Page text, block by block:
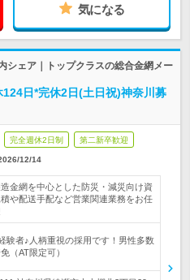
気になる
シェア｜トップクラスの総合金網メー
日*完休2日(土日祝)神奈川募
完全週休2日制 第二新卒歓迎
12/14
金網を中心とした防災・減災向け資
や配送手配など営業関連業務をお任
験者♪人柄重視の採用です！男性多数
（AT限定可）